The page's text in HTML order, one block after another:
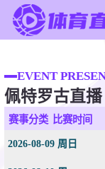
足球直播
篮球直播
足球录像
EVENT
佩特罗古直播
赛事分类 比赛时间
2026-08-09 周日